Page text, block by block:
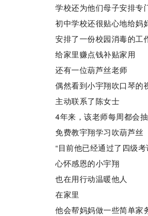
学校还为他们母子安排专
初中学校还很贴心地给妈
安排了一份校园消毒的工
给家里赚点钱补贴家用
还有一位葫芦丝老师
偶然看到小宇翔吹口琴的
主动联系了陈女士
4年来，该老师每周都会
免费教宇翔学习吹葫芦丝
“目前他已经通过了四级考
心怀感恩的小宇翔
也在用行动温暖他人
在家里
他会帮妈妈做一些简单家